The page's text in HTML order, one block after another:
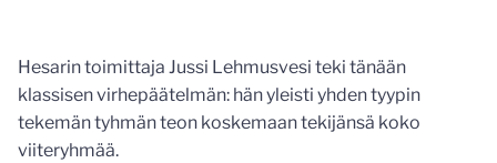
Hesarin toimittaja Jussi Lehmusvesi teki tänään
klassisen virhepäätelmän: hän yleisti yhden tyypin
tekemän tyhmän teon koskemaan tekijänsä koko
viiteryhmää.